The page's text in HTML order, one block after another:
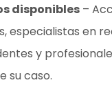
disponibles –
especialistas en
y
su caso.